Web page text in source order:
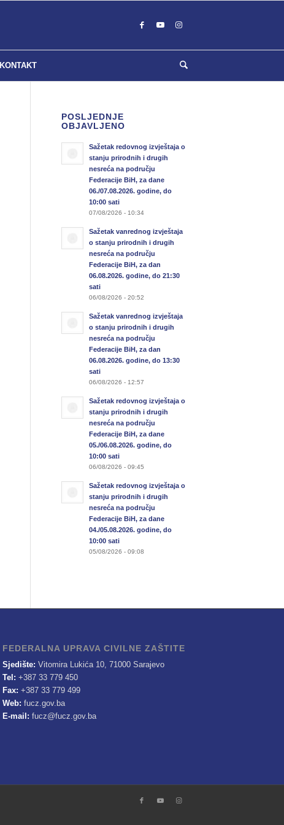
KONTAKT
POSLJEDNJE
OBJAVLJENO
Sažetak redovnog izvještaja o
stanju prirodnih i drugih
nesreća na području
Federacije BiH, za dane
06./07.08.2026. godine, do
10:00 sati
07/08/2026 - 10:34
Sažetak vanrednog izvještaja
o stanju prirodnih i drugih
nesreća na području
Federacije BiH, za dan
06.08.2026. godine, do 21:30
sati
06/08/2026 - 20:52
Sažetak vanrednog izvještaja
o stanju prirodnih i drugih
nesreća na području
Federacije BiH, za dan
06.08.2026. godine, do 13:30
sati
06/08/2026 - 12:57
Sažetak redovnog izvještaja o
stanju prirodnih i drugih
nesreća na području
Federacije BiH, za dane
05./06.08.2026. godine, do
10:00 sati
06/08/2026 - 09:45
Sažetak redovnog izvještaja o
stanju prirodnih i drugih
nesreća na području
Federacije BiH, za dane
04./05.08.2026. godine, do
10:00 sati
05/08/2026 - 09:08
FEDERALNA UPRAVA CIVILNE ZAŠTITE
Sjedište: Vitomira Lukića 10, 71000 Sarajevo
Tel: +387 33 779 450
Fax: +387 33 779 499
Web: fucz.gov.ba
E-mail: fucz@fucz.gov.ba